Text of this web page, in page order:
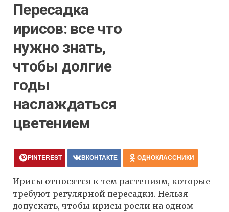
Пересадка
ирисов: все что
нужно знать,
чтобы долгие
годы
наслаждаться
цветением
PINTEREST ВКОНТАКТЕ ОДНОКЛАССНИКИ
Ирисы относятся к тем растениям, которые
требуют регулярной пересадки. Нельзя
допускать, чтобы ирисы росли на одном